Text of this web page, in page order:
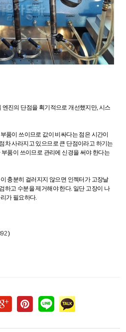
엔진의 단점을 획기적으로 개선했지만, 시스
품이 쓰이므로 값이 비싸다는 점은 시간이
차 사라지고 있으므로 큰 단점이라고 하기는
품이 쓰이므로 관리에 신경을 써야 한다는
충분히 걸러지지 않으면 인젝터가 고장날
하고 수분을 제거해야 한다. 일단 고장이 나
가 필요하다.
)